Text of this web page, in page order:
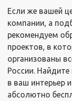
Если же вашей
компании, а
рекомендуем
проектов, в
организованы
России.
в ваш интерьер
абсолютно